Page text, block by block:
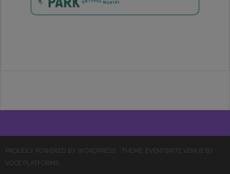
PROUDLY POWERED BY WORDPRESS
THEME: EVENTBRITE VENUE BY
VOCE PLATFORMS